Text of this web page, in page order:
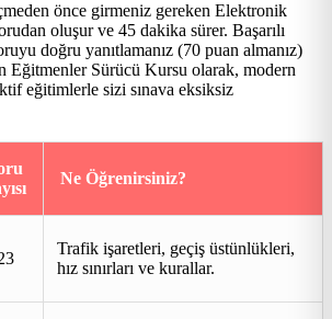
önce girmeniz gereken Elektronik
oluşur ve 45 dakika sürer. Başarılı
doğru yanıtlamanız (70 puan almanız)
Eğitmenler Sürücü Kursu olarak, modern
eğitimlerle sizi sınava eksiksiz
Ne Öğrenirsiniz?
Trafik işaretleri, geçiş üstünlükleri,
hız sınırları ve kurallar.